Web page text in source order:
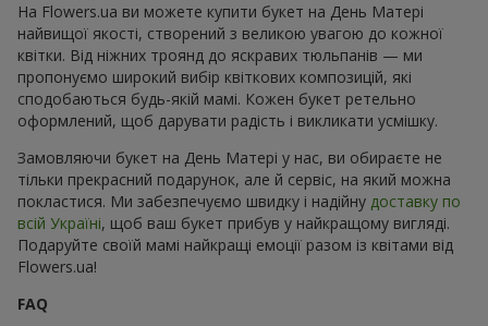
На Flowers.ua ви можете купити букет на День Матері
найвищої якості, створений з великою увагою до кожної
квітки. Від ніжних троянд до яскравих тюльпанів — ми
пропонуємо широкий вибір квіткових композицій, які
сподобаються будь-якій мамі. Кожен букет ретельно
оформлений, щоб дарувати радість і викликати усмішку.
Замовляючи букет на День Матері у нас, ви обираєте не
тільки прекрасний подарунок, але й сервіс, на який можна
покластися. Ми забезпечуємо швидку і надійну доставку по
всій Україні, щоб ваш букет прибув у найкращому вигляді.
Подаруйте своїй мамі найкращі емоції разом із квітами від
Flowers.ua!
FAQ